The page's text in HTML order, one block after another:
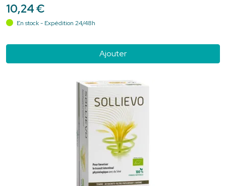
10,24€
En stock - Expédition 24/48h
Ajouter